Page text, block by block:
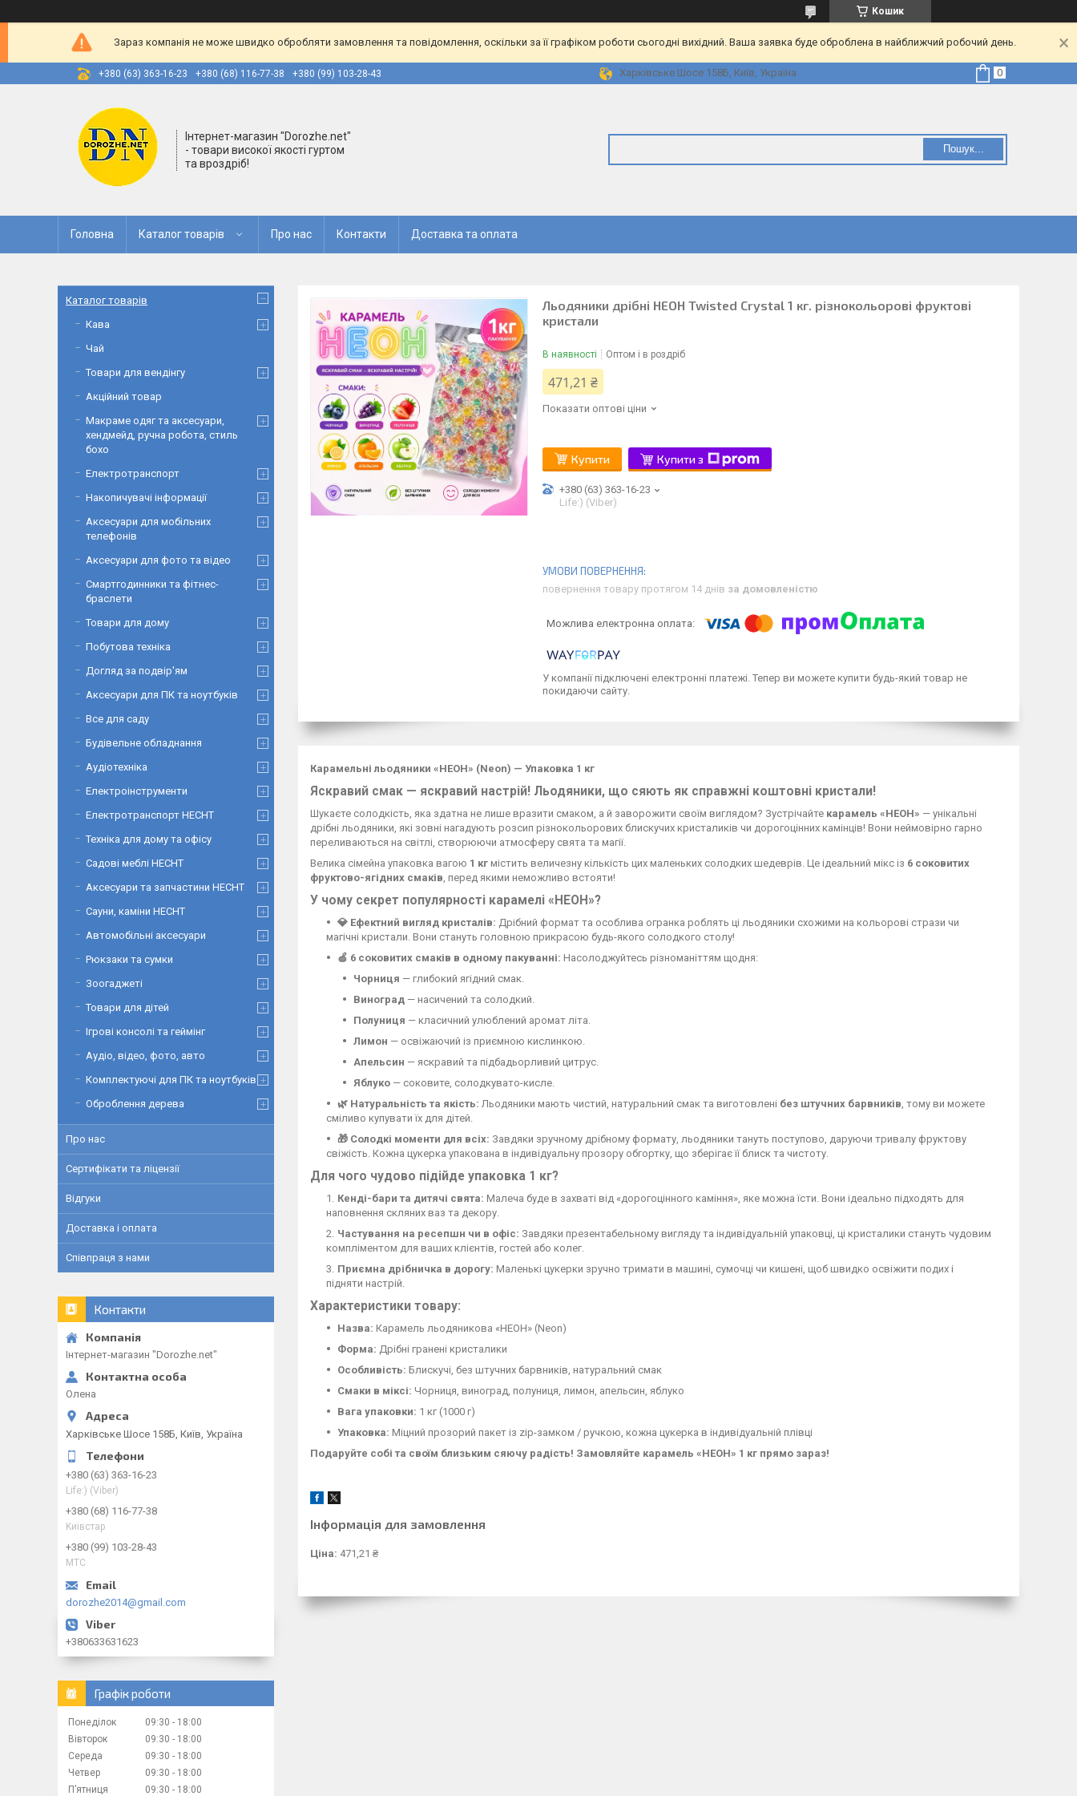
Кошик
Зараз компанія не може швидко обробляти замовлення та повідомлення, оскільки за її графіком роботи сьогодні вихідний. Ваша заявка буде оброблена в найближчий робочий день.
+380 (63) 363-16-23 +380 (68) 116-77-38 +380 (99) 103-28-43 Харківське Шосе 158Б, Київ, Україна
Інтернет-магазин "Dorozhe.net"
- товари високої якості гуртом
та вроздріб!
Пошук...
Головна Каталог товарів Про нас Контакти Доставка та оплата
Льодяники дрібні НЕОН Twisted Crystal 1 кг. різнокольорові фруктові
кристали
В наявності Оптом і в роздріб
471,21 ₴
Показати оптові ціни
Купити Купити з
+380 (63) 363-16-23
Life:) (Viber)
повернення товару протягом 14 днів за домовленістю
У компанії підключені електронні платежі. Тепер ви можете купити будь-який товар не
покидаючи сайту.
Карамельні льодяники «НЕОН» (Neon) — Упаковка 1 кг
Яскравий смак — яскравий настрій! Льодяники, що сяють як справжні коштовні кристали!
Шукаєте солодкість, яка здатна не лише вразити смаком, а й заворожити своїм виглядом? Зустрічайте карамель «НЕОН» — унікальні
дрібні льодяники, які зовні нагадують розсип різнокольорових блискучих кристаликів чи дорогоцінних камінців! Вони неймовірно гарно
переливаються на світлі, створюючи атмосферу свята та магії.
Велика сімейна упаковка вагою 1 кг містить величезну кількість цих маленьких солодких шедеврів. Це ідеальний мікс із 6 соковитих
фруктово-ягідних смаків , перед якими неможливо встояти!
У чому секрет популярності карамелі «НЕОН»?
💎 Ефектний вигляд кристалів: Дрібний формат та особлива огранка роблять ці льодяники схожими на кольорові стрази чи
магічні кристали. Вони стануть головною прикрасою будь-якого солодкого столу!
🍏 6 соковитих смаків в одному пакуванні: Насолоджуйтесь різноманіттям щодня:
Чорниця — глибокий ягідний смак.
Виноград — насичений та солодкий.
Полуниця — класичний улюблений аромат літа.
Лимон — освіжаючий із приємною кислинкою.
Апельсин — яскравий та підбадьорливий цитрус.
Яблуко — соковите, солодкувато-кисле.
🌿 Натуральність та якість: Льодяники мають чистий, натуральний смак та виготовлені без штучних барвників , тому ви можете
сміливо купувати їх для дітей.
🎁 Солодкі моменти для всіх: Завдяки зручному дрібному формату, льодяники тануть поступово, даруючи тривалу фруктову
свіжість. Кожна цукерка упакована в індивідуальну прозору обгортку, що зберігає її блиск та чистоту.
Для чого чудово підійде упаковка 1 кг?
Кенді-бари та дитячі свята: Малеча буде в захваті від «дорогоцінного каміння», яке можна їсти. Вони ідеально підходять для
наповнення скляних ваз та декору.
Частування на ресепшн чи в офіс: Завдяки презентабельному вигляду та індивідуальній упаковці, ці кристалики стануть чудовим
компліментом для ваших клієнтів, гостей або колег.
Приємна дрібничка в дорогу: Маленькі цукерки зручно тримати в машині, сумочці чи кишені, щоб швидко освіжити подих і
підняти настрій.
Характеристики товару:
Назва: Карамель льодяникова «НЕОН» (Neon)
Форма: Дрібні гранені кристалики
Особливість: Блискучі, без штучних барвників, натуральний смак
Смаки в міксі: Чорниця, виноград, полуниця, лимон, апельсин, яблуко
Вага упаковки: 1 кг (1000 г)
Упаковка: Міцний прозорий пакет із zip-замком / ручкою, кожна цукерка в індивідуальній плівці
Подаруйте собі та своїм близьким сяючу радість! Замовляйте карамель «НЕОН» 1 кг прямо зараз!
Інформація для замовлення
Ціна: 471,21 ₴
Каталог товарів
Кава
Чай
Товари для вендінгу
Акційний товар
Макраме одяг та аксесуари,
хендмейд, ручна робота, стиль
бохо
Електротранспорт
Накопичувачі інформації
Аксесуари для мобільних
телефонів
Аксесуари для фото та відео
Смартгодинники та фітнес-
браслети
Товари для дому
Побутова техніка
Догляд за подвір'ям
Аксесуари для ПК та ноутбуків
Все для саду
Будівельне обладнання
Аудіотехніка
Електроінструменти
Електротранспорт HECHT
Техніка для дому та офісу
Садові меблі HECHT
Аксесуари та запчастини HECHT
Сауни, каміни HECHT
Автомобільні аксесуари
Рюкзаки та сумки
Зоогаджеті
Товари для дітей
Ігрові консолі та геймінг
Аудіо, відео, фото, авто
Комплектуючі для ПК та ноутбуків
Оброблення дерева
Про нас
Сертифікати та ліцензії
Відгуки
Доставка і оплата
Співпраця з нами
Контакти
Інтернет-магазин "Dorozhe.net"
Олена
Харківське Шосе 158Б, Київ, Україна
+380 (63) 363-16-23
Life:) (Viber)
+380 (68) 116-77-38
Kиiвcтap
+380 (99) 103-28-43
МТС
dorozhe2014@gmail.com
+380633631623
Графік роботи
Понеділок 09:30
18:00
Вівторок
09:30
18:00
Середа
09:30
18:00
Четвер
09:30
18:00
Пʼятниця
09:30 18:00